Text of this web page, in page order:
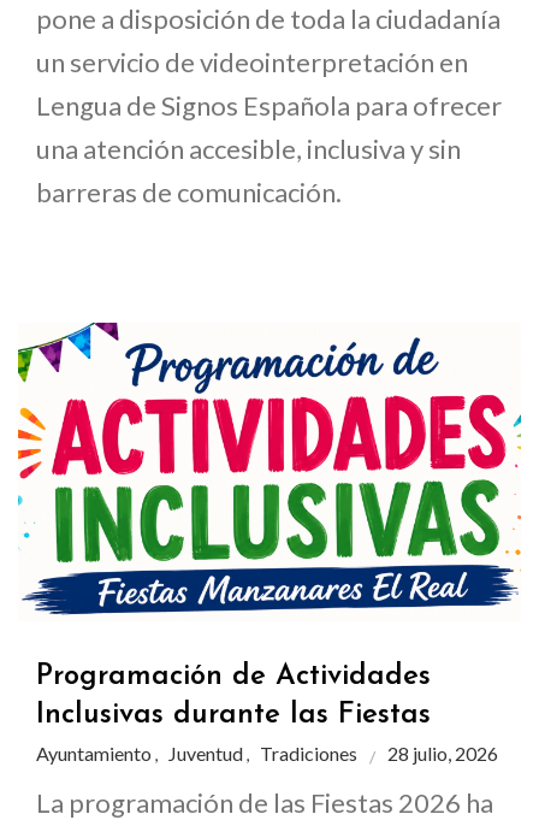
pone a disposición de toda la ciudadanía
un servicio de videointerpretación en
Lengua de Signos Española para ofrecer
una atención accesible, inclusiva y sin
barreras de comunicación.
Programación de Actividades
Inclusivas durante las Fiestas
Ayuntamiento , Juventud, Tradiciones 28 julio, 2026
La programación de las Fiestas 2026 ha